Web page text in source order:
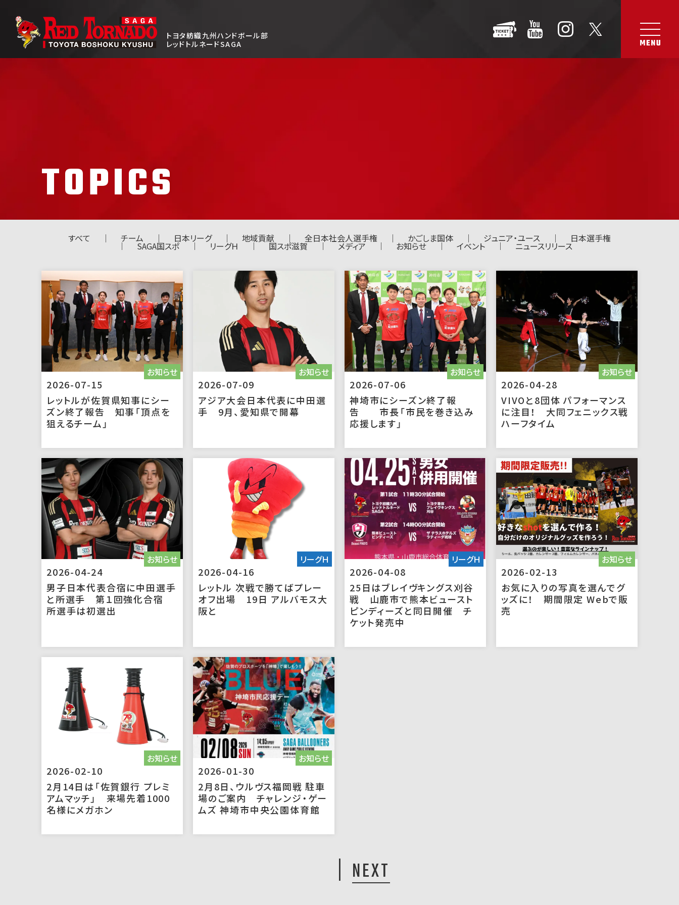
トヨタ紡織九州ハンドボール部
レッドトルネードSAGA
TOPICS
すべて チーム 日本リーグ 地域貢献 全日本社会人選手権 かごしま国体 ジュニア・ユース 日本選手権
SAGA国スポ リーグＨ 国スポ滋賀 メディア お知らせ イベント ニュースリリース
お知らせ
2026-07-15
レットルが佐賀県知事にシー
ズン終了報告 知事「頂点を
狙えるチーム」
お知らせ
2026-07-09
アジア大会日本代表に中田選
手 9月、愛知県で開幕
お知らせ
2026-07-06
神埼市にシーズン終了報
告 市長「市民を巻き込み
応援します」
お知らせ
2026-04-28
VIVOと8団体 パフォーマンス
に注目！ 大同フェニックス戦
ハーフタイム
お知らせ
2026-04-24
男子日本代表合宿に中田選手
と所選手 第１回強化合宿
所選手は初選出
リーグＨ
2026-04-16
レットル 次戦で勝てばプレー
オフ出場 19日 アルバモス大
阪と
リーグＨ
2026-04-08
25日はブレイヴキングス刈谷
戦 山鹿市で熊本ビュースト
ピンディーズと同日開催 チ
ケット発売中
お知らせ
2026-02-13
お気に入りの写真を選んでグ
ッズに！ 期間限定 Webで販
売
お知らせ
2026-02-10
2月14日は「佐賀銀行 プレミ
アムマッチ」 来場先着1000
名様にメガホン
お知らせ
2026-01-30
2月8日、ウルヴス福岡戦 駐車
場のご案内 チャレンジ・ゲー
ムズ 神埼市中央公園体育館
NEXT